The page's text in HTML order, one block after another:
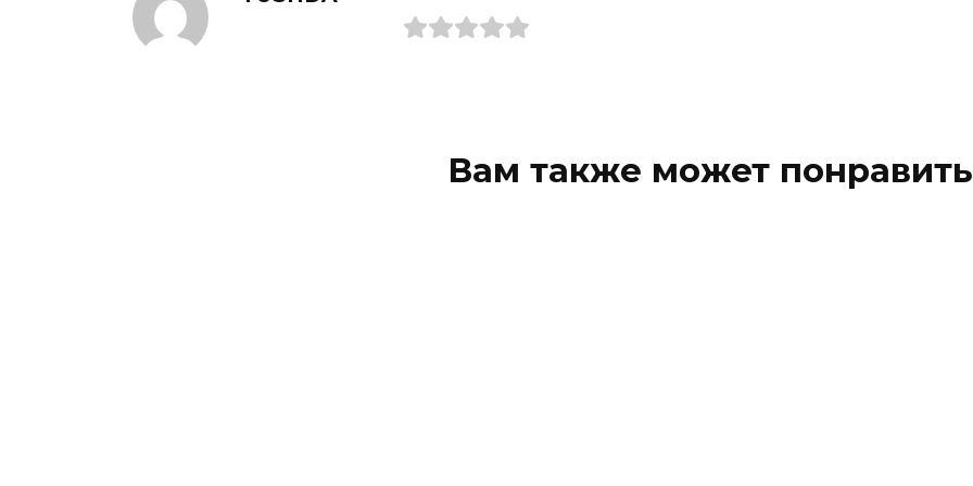
Вам также может